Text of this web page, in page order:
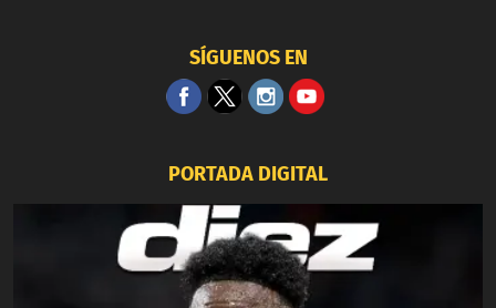
SÍGUENOS EN
PORTADA DIGITAL